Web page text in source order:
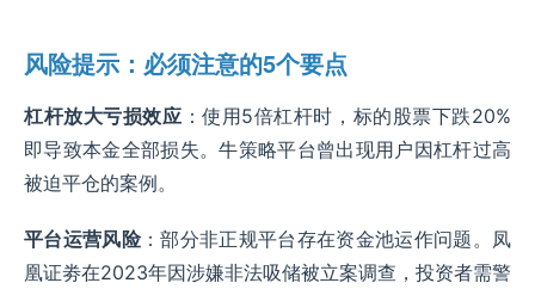
风险提示：必须注意的5个要点
杠杆放大亏损效应 ：使用5倍杠杆时，标的股票下跌20%
即导致本金全部损失。牛策略平台曾出现用户因杠杆过高
被迫平仓的案例。
平台运营风险：部分非正规平台存在资金池运作问题。凤
凰证劵在2023年因涉嫌非法吸储被立案调查，投资者需警